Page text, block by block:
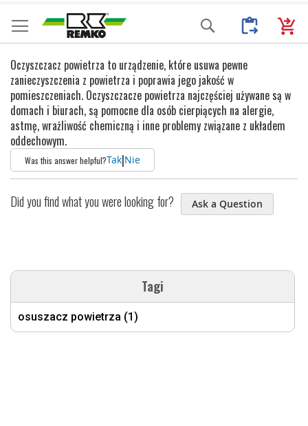
Przejdź
do
treści
Mój
Moje
Search
Oczyszczacz powietrza to urządzenie, które usuwa pewne
zanieczyszczenia z powietrza i poprawia jego jakość w
pomieszczeniach. Oczyszczacze powietrza najczęściej używane są w
domach i biurach, są pomocne dla osób cierpiących na alergie,
astmę, wrażliwość chemiczną i inne problemy związane z układem
oddechowym.
Was this answer helpful?Tak|Nie
Did you find what you were looking for? Ask a Question
Tagi
osuszacz powietrza (1)